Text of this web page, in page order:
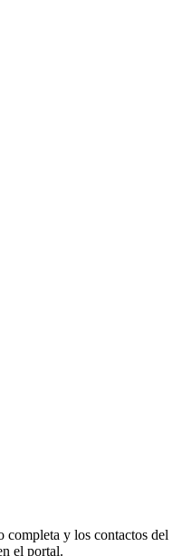
completa y los contactos del
el portal.